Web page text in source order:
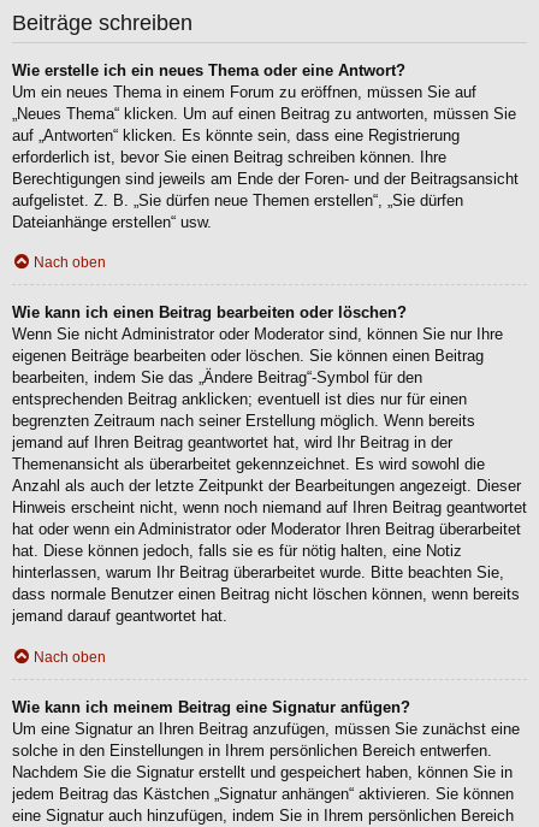
Beiträge schreiben
Wie erstelle ich ein neues Thema oder eine Antwort?
Um ein neues Thema in einem Forum zu eröffnen, müssen Sie auf
„Neues Thema“ klicken. Um auf einen Beitrag zu antworten, müssen Sie
auf „Antworten“ klicken. Es könnte sein, dass eine Registrierung
erforderlich ist, bevor Sie einen Beitrag schreiben können. Ihre
Berechtigungen sind jeweils am Ende der Foren- und der Beitragsansicht
aufgelistet. Z. B. „Sie dürfen neue Themen erstellen“, „Sie dürfen
Dateianhänge erstellen“ usw.
Nach oben
Wie kann ich einen Beitrag bearbeiten oder löschen?
Wenn Sie nicht Administrator oder Moderator sind, können Sie nur Ihre
eigenen Beiträge bearbeiten oder löschen. Sie können einen Beitrag
bearbeiten, indem Sie das „Ändere Beitrag“-Symbol für den
entsprechenden Beitrag anklicken; eventuell ist dies nur für einen
begrenzten Zeitraum nach seiner Erstellung möglich. Wenn bereits
jemand auf Ihren Beitrag geantwortet hat, wird Ihr Beitrag in der
Themenansicht als überarbeitet gekennzeichnet. Es wird sowohl die
Anzahl als auch der letzte Zeitpunkt der Bearbeitungen angezeigt. Dieser
Hinweis erscheint nicht, wenn noch niemand auf Ihren Beitrag geantwortet
hat oder wenn ein Administrator oder Moderator Ihren Beitrag überarbeitet
hat. Diese können jedoch, falls sie es für nötig halten, eine Notiz
hinterlassen, warum Ihr Beitrag überarbeitet wurde. Bitte beachten Sie,
dass normale Benutzer einen Beitrag nicht löschen können, wenn bereits
jemand darauf geantwortet hat.
Nach oben
Wie kann ich meinem Beitrag eine Signatur anfügen?
Um eine Signatur an Ihren Beitrag anzufügen, müssen Sie zunächst eine
solche in den Einstellungen in Ihrem persönlichen Bereich entwerfen.
Nachdem Sie die Signatur erstellt und gespeichert haben, können Sie in
jedem Beitrag das Kästchen „Signatur anhängen“ aktivieren. Sie können
eine Signatur auch hinzufügen, indem Sie in Ihrem persönlichen Bereich